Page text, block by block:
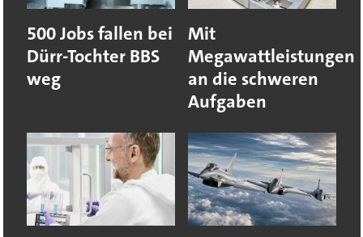
500 Jobs fallen bei
Dürr-Tochter BBS
weg
Mit
Megawattleistungen
an die schweren
Aufgaben